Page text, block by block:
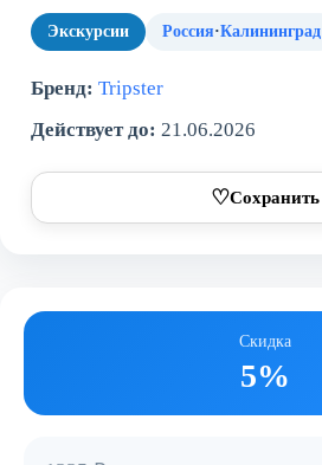
Экскурсии Россия·Калининград
Бренд: Tripster
Действует до: 21.06.2026
♡Сохранить
Скидка
5%